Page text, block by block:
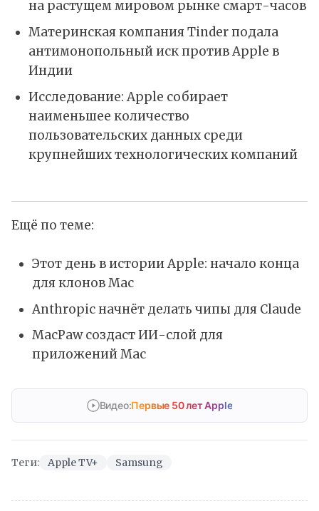
на растущем мировом рынке смарт-часов
Материнская компания Tinder подала
антимонопольный иск против Apple в
Индии
Исследование: Apple собирает
наименьшее количество
пользовательских данных среди
крупнейших технологических компаний
Ещё по теме:
Этот день в истории Apple: начало конца
для клонов Mac
Anthropic начнёт делать чипы для Claude
MacPaw создаст ИИ-слой для
приложений Mac
Видео:Первые 50 лет Apple
Теги: Apple TV+ Samsung